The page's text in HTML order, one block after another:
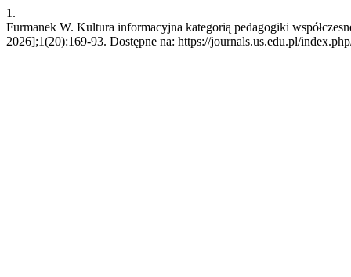
1.
Furmanek W. Kultura informacyjna kategorią pedagogiki
2026];1(20):169-93. Dostępne na: https://journals.us.edu.pl/